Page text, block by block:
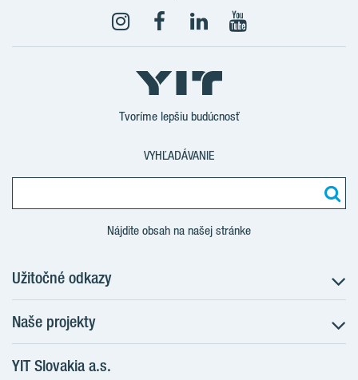
YouTube
Tvoríme lepšiu budúcnosť
VYHĽADÁVANIE
Nájdite obsah na našej stránke
Užitočné odkazy
O nás
Prečo bývať s nami
Udržateľnosť máme v DNA
Naše projekty
Družstevné bývanie
YIT Slovakia a.s.